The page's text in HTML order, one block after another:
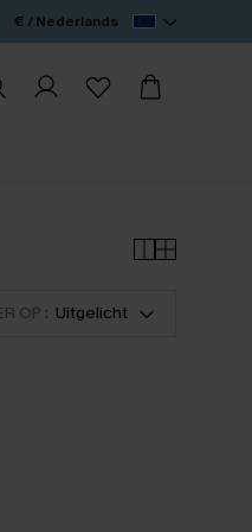
€ / Nederlands
OP : Uitgelicht